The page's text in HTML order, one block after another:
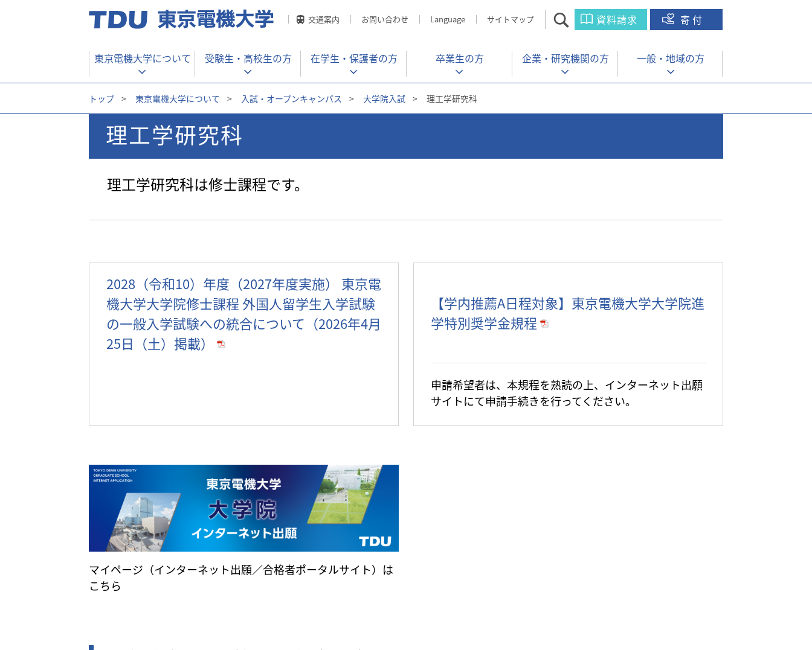
交通案内 お問い合わせ Language サイトマップ 資料請求 寄付
東京電機大学について 受験生・ 高校生の方 在学生・ 保護者の方 卒業生の方 企業・ 研究機関の方 一般・ 地域の方
トップ > 東京電機大学について > 入試・オープンキャンパス > 大学院入試 > 理工学研究科
理工学研究科
理工学研究科は修士課程です。
2028（令和10）年度（2027年度実施） 東京電
機大学大学院修士課程 外国人留学生入学試験
の一般入学試験への統合について（2026年4月
25日（土）掲載）
【学内推薦A日程対象】東京電機大学大学院進
学特別奨学金規程
申請希望者は、本規程を熟読の上、インターネット出願
サイトにて申請手続きを行ってください。
マイページ（インターネット出願／合格者ポータルサイト）は
こちら